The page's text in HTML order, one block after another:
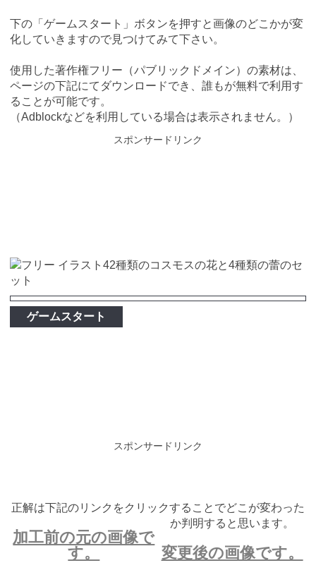
下の「ゲームスタート」ボタンを押すと画像のどこかが変
化していきますので見つけてみて下さい。
使用した著作権フリー（パブリックドメイン）の素材は、
ページの下記にてダウンロードでき、誰もが無料で利用す
ることが可能です。
（Adblockなどを利用している場合は表示されません。）
スポンサードリンク
ゲームスタート
スポンサードリンク
正解は下記のリンクをクリックすることでどこが変わった
か判明すると思います。
加工前の元の画像で
す。
変更後の画像です。